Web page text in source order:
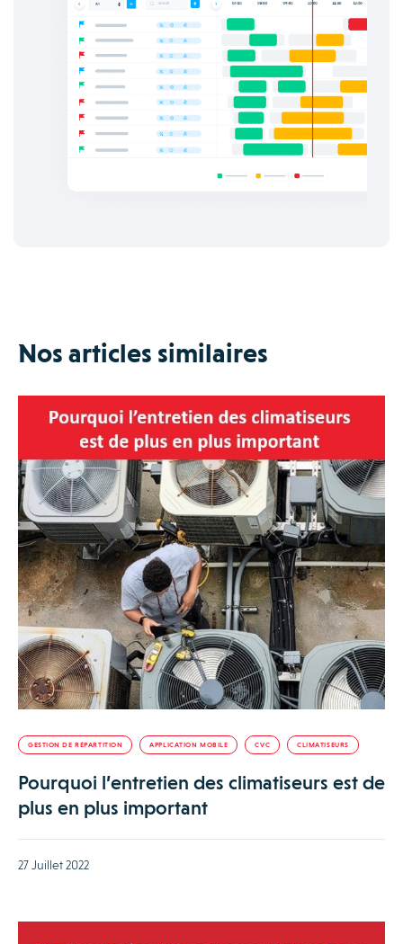
Nos articles similaires
GESTION DE RÉPARTITION APPLICATION MOBILE CVC CLIMATISEURS
Pourquoi l’entretien des climatiseurs est de
plus en plus important
27 Juillet 2022